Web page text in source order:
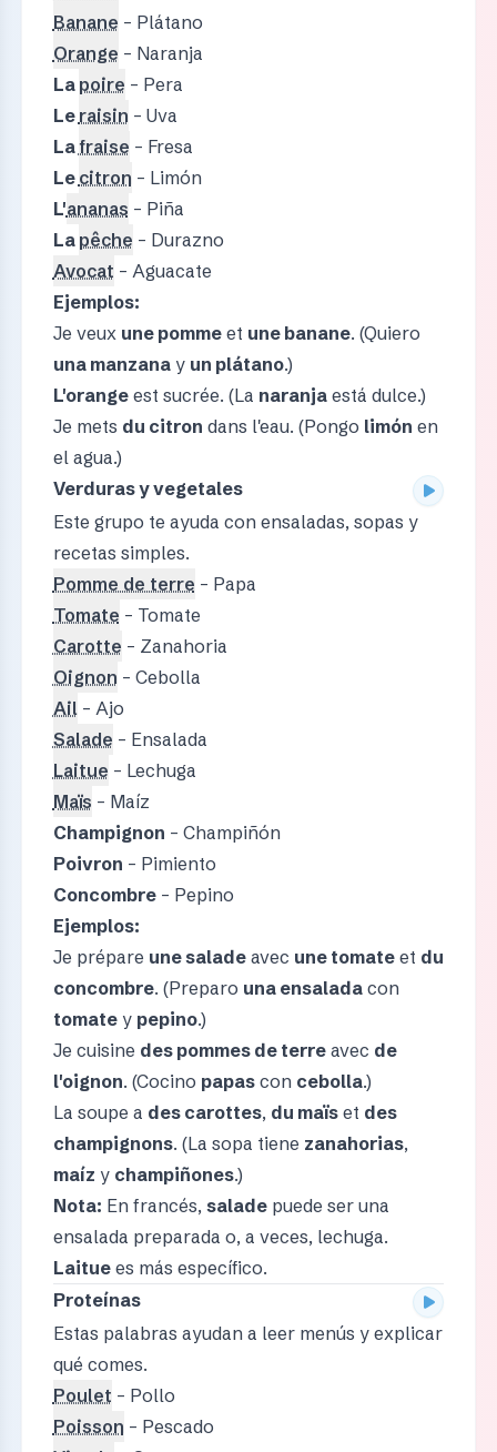
Banane – Plátano
Orange – Naranja
La poire – Pera
Le raisin – Uva
Lafraise – Fresa
Le citron – Limón
L'ananas – Piña
La pêche – Durazno
Avocat – Aguacate
Ejemplos:
Je veux une pommeet une banane. (Quiero
una manzanay un plátano.)
L'orangeest sucrée. (La naranjaestá dulce.)
Je mets du citron dans l'eau. (Pongo limón en
el agua.)
Verduras y vegetales
Este grupo te ayuda con ensaladas, sopas y
recetas simples.
Pomme de terre – Papa
Tomate – Tomate
Carotte – Zanahoria
Oignon – Cebolla
Ail – Ajo
Salade – Ensalada
Laitue – Lechuga
Maïs – Maíz
Champignon – Champiñón
Poivron – Pimiento
Concombre– Pepino
Ejemplos:
Je prépare une saladeavec une tomateet du
concombre. (Preparo una ensaladacon
tomatey pepino.)
Je cuisine des pommes de terreavec de
l'oignon. (Cocino papascon cebolla.)
La soupe a des carottes, du maïset des
champignons. (La sopa tiene zanahorias,
maíz y champiñones.)
Nota: En francés, saladepuede ser una
ensalada preparada o, a veces, lechuga.
Laituees más específico.
Proteínas
Estas palabras ayudan a leer menús y explicar
qué comes.
Poulet – Pollo
Poisson – Pescado